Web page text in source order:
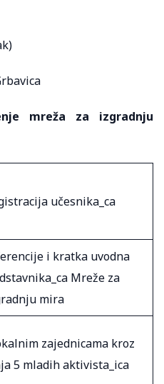
mreža za izgradnju
učesnika_ca
i kratka uvodna
Mreže za
mira
zajednicama kroz
5 mladih aktivista_ica